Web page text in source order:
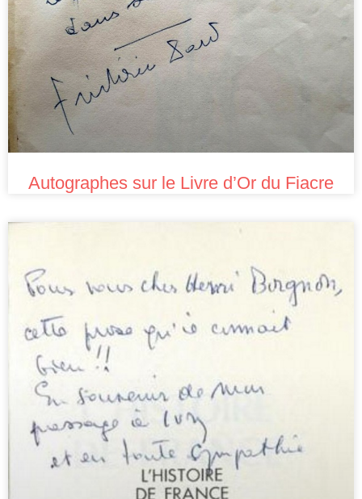
Autographes sur le Livre d’Or du Fiacre